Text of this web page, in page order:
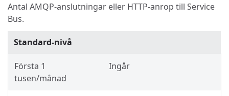
Antal AMQP-anslutningar eller HTTP-anrop till Service
Bus.
Standard-nivå
Första 1
tusen/månad
Ingår